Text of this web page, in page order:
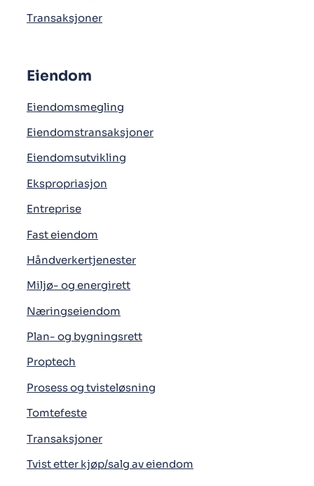
Transaksjoner
Eiendom
Eiendomsmegling
Eiendomstransaksjoner
Eiendomsutvikling
Ekspropriasjon
Entreprise
Fast eiendom
Håndverkertjenester
Miljø- og energirett
Næringseiendom
Plan- og bygningsrett
Proptech
Prosess og tvisteløsning
Tomtefeste
Transaksjoner
Tvist etter kjøp/salg av eiendom